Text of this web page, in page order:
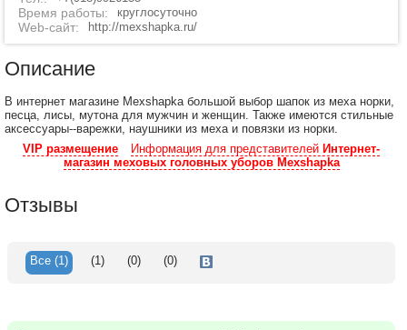
Время работы: круглосуточно
Web-сайт: http://mexshapka.ru/
Описание
В интернет магазине Mexshapka большой выбор шапок из меха норки,
песца, лисы, мутона для мужчин и женщин. Также имеются стильные
аксессуары--варежки, наушники из меха и повязки из норки.
VIP размещение
Информация для представителей Интернет-
магазин меховых головных уборов Mexshapka
Отзывы
Все (1) (1) (0) (0)